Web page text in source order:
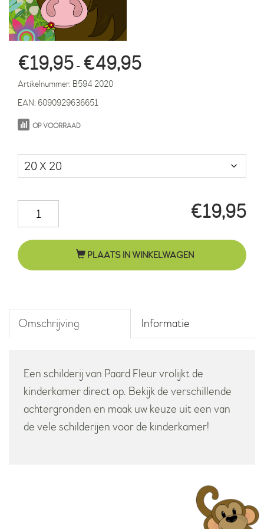
€19,95 - €49,95
Artikelnummer: B594 2020
EAN: 6090929636651
OP VOORRAAD
€19,95
Fleur
bloemen
aantal PLAATS IN WINKELWAGEN
Omschrijving Informatie
Een schilderij van Paard Fleur vrolijkt de
kinderkamer direct op. Bekijk de verschillende
achtergronden en maak uw keuze uit een van
de vele schilderijen voor de kinderkamer!